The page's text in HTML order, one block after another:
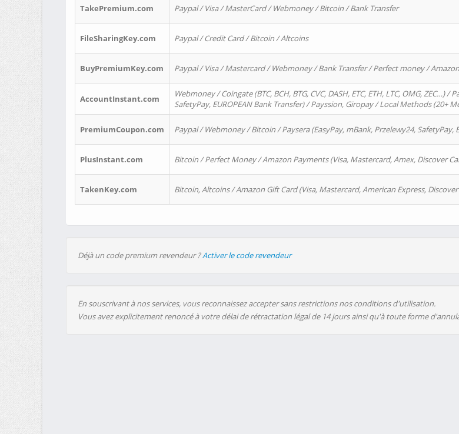
TakePremium.com Paypal / Visa / MasterCard / Webmoney / Bitcoin / Bank Transfer
FileSharingKey.com Paypal / Credit Card / Bitcoin / Altcoins
BuyPremiumKey.com Paypal / Visa / Mastercard / Webmoney / Bank Transfer / Perfect money /
AccountInstant.com
Webmoney / Coingate (BTC, BCH, BTG, CVC, DASH, ETC, ETH, LTC, OMG, ZEC…) /
SafetyPay, EUROPEAN Bank Transfer) / Payssion, Giropay / Local Methods (20+
PremiumCoupon.com Paypal / Webmoney / Bitcoin / Paysera (EasyPay, mBank, Przelewy24, SafetyPay,
PlusInstant.com Bitcoin / Perfect Money / Amazon Payments (Visa, Mastercard, Amex, Discover
TakenKey.com Bitcoin, Altcoins / Amazon Gift Card (Visa, Mastercard, American Express, Discover
Déjà un code premium revendeur ?Activer le code revendeur
En souscrivant à nos services, vous reconnaissez accepter sans restrictions nos conditions d'utilisation.
Vous avez explicitement renoncé à votre délai de rétractation légal de 14 jours ainsi qu'à toute forme